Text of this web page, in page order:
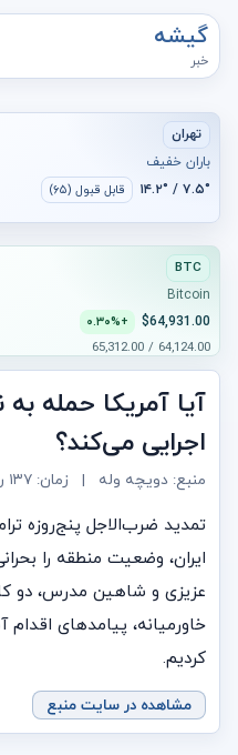
گیشه
خبر
تهران
باران خفیف
۷.۵° / ۱۴.۲° قابل قبول (۶۵)
BTC
Bitcoin
$64,931.00
+۰.۳۰%
64,124.00 / 65,312.00
آیا آمریکا حمله به
اجرایی می‌کند؟
منبع: دویچه وله | زمان: ۱۳۷ روز پیش
تمدید ضرب‌الاجل پنج‌روزه
ایران، وضعیت منطقه را
عزیزی و شاهین مدرس، دو
خاورمیانه، پیامدهای اقدام
کردیم.
مشاهده در سایت منبع